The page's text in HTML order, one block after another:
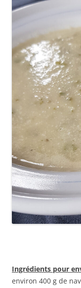
Ingrédients pour
environ 400 g de